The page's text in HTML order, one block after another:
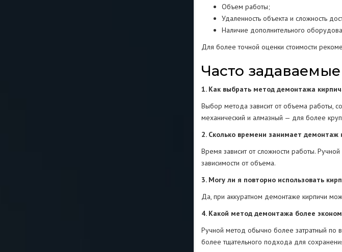
Объем работы;
Удаленность объекта и сложность
Наличие дополнительного
Для более точной оценки стоимости
Часто
1. Как выбрать метод демонтажа
Выбор метода зависит от объема работы,
механический и алмазный — для более
2. Сколько времени занимает демонтаж
Время зависит от сложности работы.
зависимости от объема.
3. Могу ли я повторно использовать
Да, при аккуратном демонтаже кирпичи
4. Какой метод демонтажа более
Ручной метод обычно более затратный по
более тщательного подхода для